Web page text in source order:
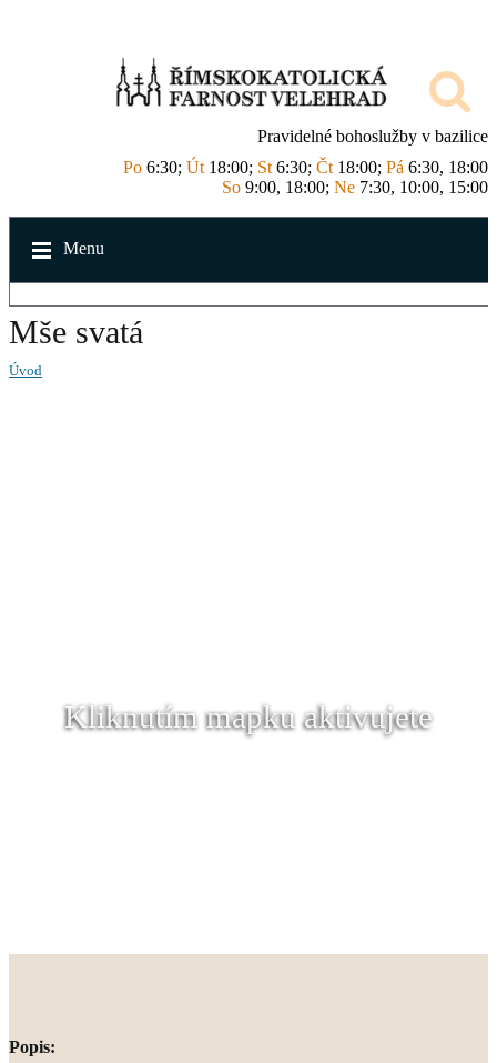
Pravidelné bohoslužby v bazilice
Po 6:30; Út 18:00; St 6:30; Čt 18:00; Pá 6:30, 18:00
So 9:00, 18:00; Ne 7:30, 10:00, 15:00
Menu
Mše svatá
Úvod
Kliknutím mapku aktivujete
Popis: